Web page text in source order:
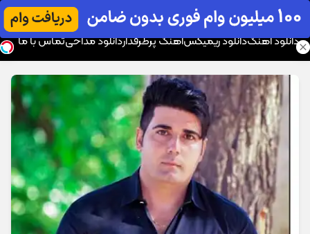
موزیک تار
دانلود آهنگدانلود ریمیکسآهنگ پرطرفداردانلود مداحیتماس با ما